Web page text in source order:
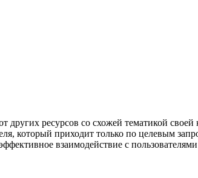
ресурсов со схожей тематикой
который приходит только по целевым
взаимодействие с пользователями